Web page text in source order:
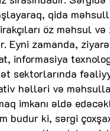
qida
öz məhsul
Eyni zamanda,
informasiya
sektorlarında
həlləri və
imkanı əldə
budur ki, sərgi